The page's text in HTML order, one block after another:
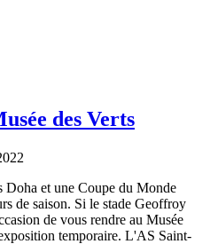
des Verts
Doha et une Coupe du Monde
de saison. Si le stade Geoffroy
de vous rendre au Musée
temporaire. L'AS Saint-